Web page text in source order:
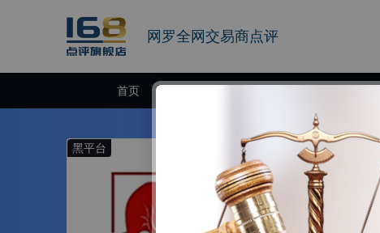
网罗全网交易商点评
首页
黑平台 BFS
5-10年 | 瓦努阿图
BFSforex.com 网站